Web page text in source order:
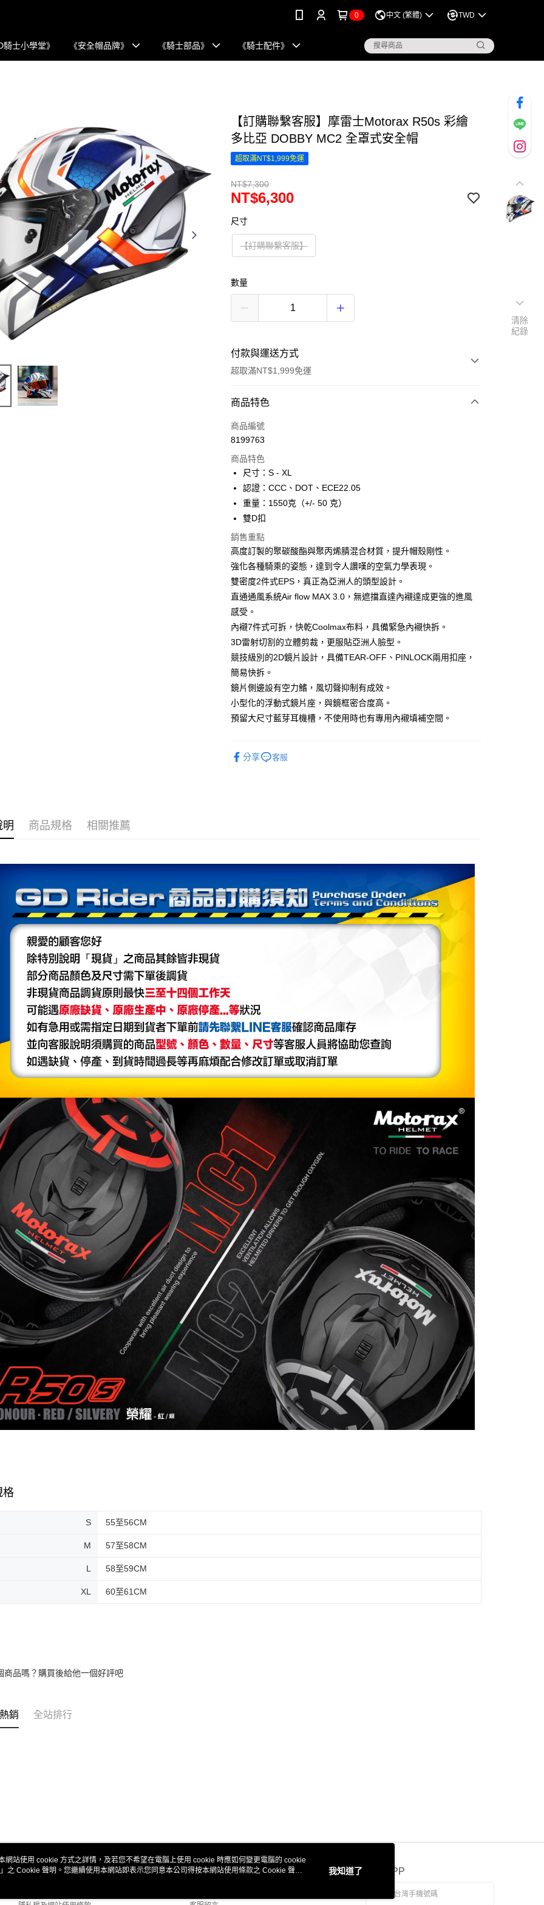
0 中文 (繁體) TWD
騎士小學堂》 《安全帽品牌》 《騎士部品》 《騎士配件》
【訂購聯繫客服】摩雷士Motorax R50s 彩繪
多比亞 DOBBY MC2 全罩式安全帽
超取滿NT$1,999免運
NT$7,300
NT$6,300
尺寸
【訂購聯繫客服】
數量
付款與運送方式
超取滿NT$1,999免運
付款方式
信用卡一次付款
3 期 0 利率 每期
合作金庫商業銀行
華南商業銀行
國泰世華商業銀行
臺灣中小企業銀行
匯豐（台灣）商業銀行
華泰商業銀行
聯邦商業銀行
遠東國際商業銀行
玉山商業銀行
星展（台灣）商業銀行
台新國際商業銀行
中國信託商業銀行
台灣樂天信用卡公司
超商取貨付款
Apple Pay
街口支付
悠遊付
Google Pay
全盈+PAY
大哥付你分期
相關說明
【大哥付你分期使用說明】
1.本服務由台灣大哥大提供，台灣大哥大用戶可立即使用無須另外申請。
2.付款方式選擇「大哥付你分期」，訂單成立後會自動跳轉到大哥付的交易
流程，驗證手機門號後，選擇欲分期的期數、繳款截止日，確認付款後即
完成交易。
無法說明評估內容。
款買賣價金債權讓與本公司後，依約使用本公司帳單繳交帳款。
2.基於同意付款使用「大哥付你分期」之契約關係目的，商店將以您的個人
資料（包含姓名、電話或地址）提供予台灣大哥大進項蒐集、處理及利
用，由本公司與您本人進行分期帳單所需資料之確認、核對及更正。
3.完整用戶服務條款，請詳閱以下連結：https://oppay.tw/userRule
AFTEE先享後付
【關於「AFTEE先享後付」】
AFTEE先享後付是「在收到商品之後才付款」的支付方式。 讓您購物簡單
２．便利：只要手機號碼，簡訊認證，即可結帳。
３．安心：先確認商品／服務後，再付款。
※ 交易是否成功請以「AFTEE先享後付 」之結帳頁面顯示為準，若有關於
是否繳費成功／繳費後需取消欲退款等相關疑問，請聯繫「AFTEE先享後
付客戶支援中心」https://netprotections.freshdesk.com/support/home
【注意事項】
１．透過由恩沛科技股份有限公司提供之「AFTEE先享後付」服務完成之
「AFTEE先享後付」，若未經同意申辦者引起之損失，本公司不負相關責
任。
４．使用「AFTEE先享後付」時，將依據個別帳號之用戶狀況，依本公司
結果請求用戶進行身份認證。
５．嚴禁一人註冊多個帳號或使用他人資訊註冊。若發現惡意使用之情
形，恩沛科技股份有限公司將有權停止該用戶之使用額度並採取法律行
動。
ATM付款
運送方式
付款後7-11取貨
每筆NT$80，滿NT$1,999(含以上)免運費
商品特色
商品編號
8199763
商品特色
尺寸：S - XL
認證：CCC、DOT、ECE22.05
重量：1550克（+/- 50 克）
雙D扣
銷售重點
高度訂製的聚碳酸酯與聚丙烯腈混合材質，提升帽殼剛性。
強化各種騎乘的姿態，達到令人讚嘆的空氣力學表現。
雙密度2件式EPS，真正為亞洲人的頭型設計。
直通通風系統Air flow MAX 3.0，無遮擋直達內襯達成更強的進風
感受。
內襯7件式可拆，快乾Coolmax布料，具備緊急內襯快拆。
3D雷射切割的立體剪裁，更服貼亞洲人臉型。
競技級別的2D鏡片設計，具備TEAR-OFF、PINLOCK兩用扣座，
簡易快拆。
鏡片側邊設有空力鰭，風切聲抑制有成效。
小型化的浮動式鏡片座，與鏡框密合度高。
預留大尺寸藍芽耳機槽，不使用時也有專用內襯填補空間。
分享 客服
明 商品規格 相關推薦
格
S 55至56CM
M 57至58CM
L 58至59CM
XL 60至61CM
商品嗎？購買後給他一個好評吧
銷 全站排行
關於我們 客服資訊 官方APP
清除
紀錄
網站使用 cookie 方式之詳情，及若您不希望在電腦上使用 cookie 時應如何變更電腦的 cookie
」之 Cookie 聲明。您繼續使用本網站即表示您同意本公司得按本網站使用條款之 Cookie 聲明
我知道了